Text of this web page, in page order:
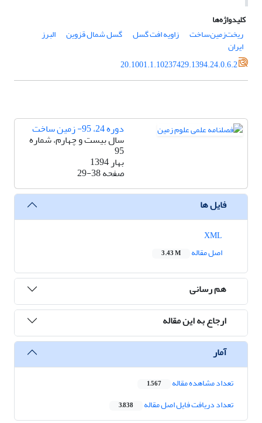
کلیدواژه‌ها
ریخت‌زمین‌ساخت
زاویه افت گسل گسل شمال قزوین البرز
ایران
20.1001.1.10237429.1394.24.0.6.2
دوره 24، 95- زمین ساخت
سال بیست و چهارم، شماره
95
بهار 1394
صفحه29-38
فایل ها
اصل مقاله
3.43 M
هم رسانی
ارجاع به این مقاله
آمار
تعداد مشاهده مقاله 1,567
تعداد دریافت فایل اصل مقاله 3,838